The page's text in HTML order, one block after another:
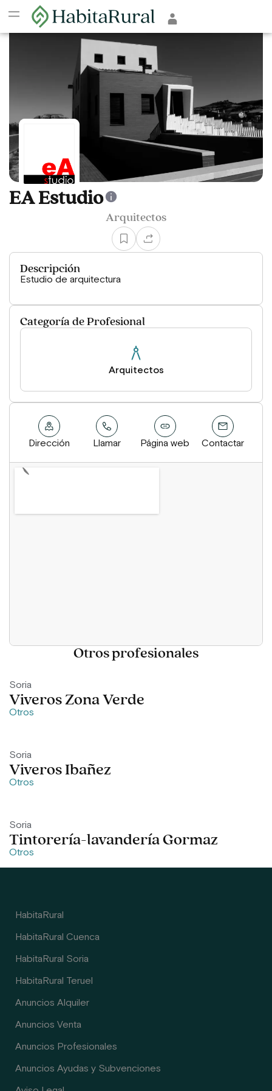
EA Estudio
Arquitectos
Descripción
Estudio de arquitectura
Categoría de Profesional
Arquitectos
Dirección Llamar Página web Contactar
Otros profesionales
Soria
Viveros Zona Verde
Otros
Soria
Viveros Ibañez
Otros
Soria
Tintorería-lavandería Gormaz
Otros
HabitaRural
HabitaRural Cuenca
HabitaRural Soria
HabitaRural Teruel
Anuncios Alquiler
Anuncios Venta
Anuncios Profesionales
Anuncios Ayudas y Subvenciones